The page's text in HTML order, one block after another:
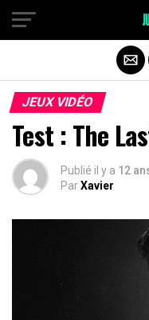
JEUX VIDÉO
Test : The
Publié il y a 12
ParXavier